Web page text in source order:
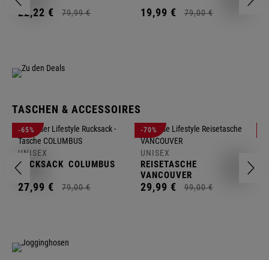
22,22 € 79,99 € 19,99 € 79,00 €
TASCHEN & ACCESSOIRES
-65%
UNISEX
RUCKSACK COLUMBUS
27,99 € 79,00 €
-70%
UNISEX
REISETASCHE
VANCOUVER
29,99 € 99,00 €